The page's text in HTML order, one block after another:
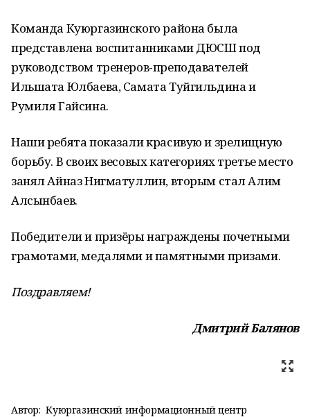
Команда Куюргазинского района была
представлена воспитанниками ДЮСШ под
руководством тренеров-преподавателей
Ильшата Юлбаева, Самата Туйгильдина и
Румиля Гайсина.
Наши ребята показали красивую и зрелищную
борьбу. В своих весовых категориях третье место
занял Айназ Нигматуллин, вторым стал Алим
Алсынбаев.
Победители и призёры награждены почетными
грамотами, медалями и памятными призами.
Поздравляем!
Дмитрий Балянов
Автор: Куюргазинский информационный центр